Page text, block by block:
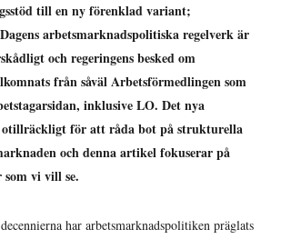
till en ny förenklad variant;
arbetsmarknadspolitiska regelverk är
och regeringens besked om
från såväl Arbetsförmedlingen som
inklusive LO. Det nya
otillräckligt för att råda bot på strukturella
och denna artikel fokuserar på
vi vill se.
har arbetsmarknadspolitiken präglats